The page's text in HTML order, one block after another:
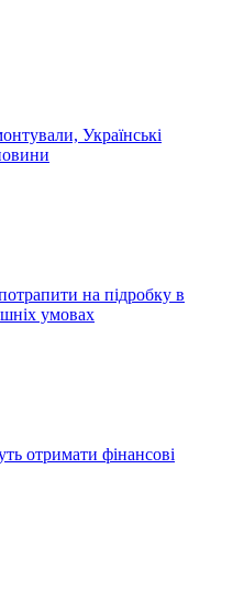
Українські
на підробку в
умовах
отримати фінансові